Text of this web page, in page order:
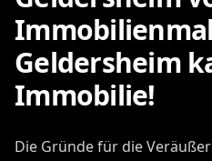
Geldersheim
Immobilie!
Die Gründe für die